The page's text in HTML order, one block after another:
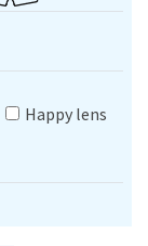
Happy lens